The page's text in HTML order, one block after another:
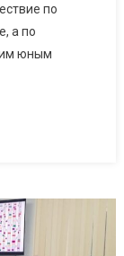
по
а по
юным